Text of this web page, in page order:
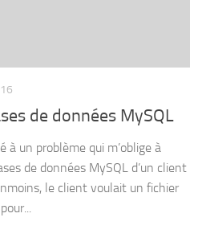
de données MySQL
à un problème qui m’oblige à
de données MySQL d’un client
le client voulait un fichier